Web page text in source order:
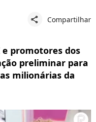
share Compartilhar
e promotores dos
preliminar para
milionárias da